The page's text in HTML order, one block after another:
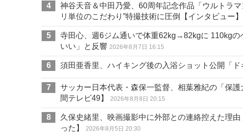
神谷天音＆中田乃愛、60周年記念作品「ウルトラ
リ単位のこだわり”特撮技術に圧倒【インタビュー】
寺田心、週6ジム通いで体重62kg→82kgに 110kgの
いい」と反響 2026年8月7日 16:15
須田亜香里、ハイキング後の入浴ショット公開「
サッカー日本代表・森保一監督、相葉雅紀の「保
間テレビ49】
2026年8月8日 20:15
久保史緒里、映画撮影中に外部との連絡控えた理
った】
2026年8月5日 20:30